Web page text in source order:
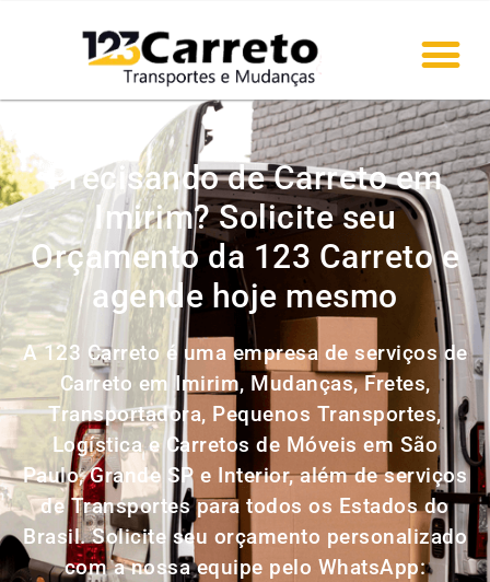
Precisando de Carreto em
Imirim? Solicite seu
Orçamento da 123 Carreto e
agende hoje mesmo
A 123 Carreto é uma empresa de serviços de
Carreto em Imirim, Mudanças, Fretes,
Transportadora, Pequenos Transportes,
Logística e Carretos de Móveis em São
Paulo, Grande SP e Interior, além de serviços
de Transportes para todos os Estados do
Brasil. Solicite seu orçamento personalizado
com a nossa equipe pelo WhatsApp: